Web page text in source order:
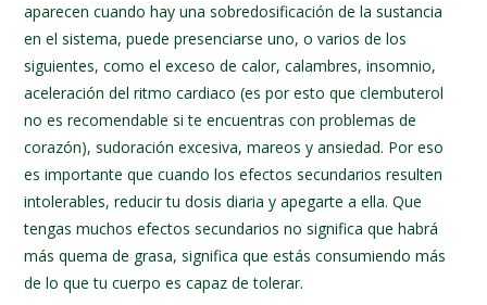
aparecen cuando hay una sobredosificación de la sustancia
en el sistema, puede presenciarse uno, o varios de los
siguientes, como el exceso de calor, calambres, insomnio,
aceleración del ritmo cardiaco (es por esto que clembuterol
no es recomendable si te encuentras con problemas de
corazón), sudoración excesiva, mareos y ansiedad. Por eso
es importante que cuando los efectos secundarios resulten
intolerables, reducir tu dosis diaria y apegarte a ella. Que
tengas muchos efectos secundarios no significa que habrá
más quema de grasa, significa que estás consumiendo más
de lo que tu cuerpo es capaz de tolerar.